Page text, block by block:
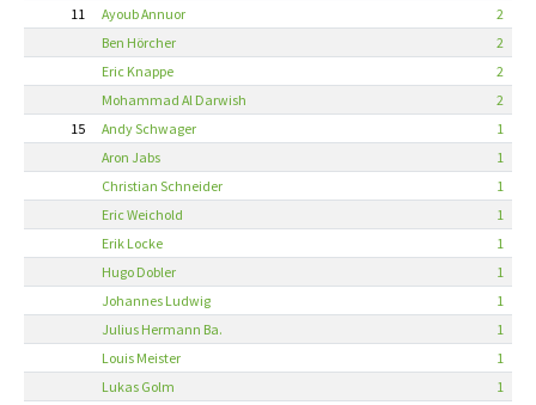
11
Ayoub Annuor
2
Ben Hörcher
2
Eric Knappe
2
Mohammad Al Darwish
2
15
Andy Schwager
1
Aron Jabs
1
Christian Schneider
1
Eric Weichold
1
Erik Locke
1
Hugo Dobler
1
Johannes Ludwig
1
Julius Hermann Ba.
1
Louis Meister
1
Lukas Golm
1